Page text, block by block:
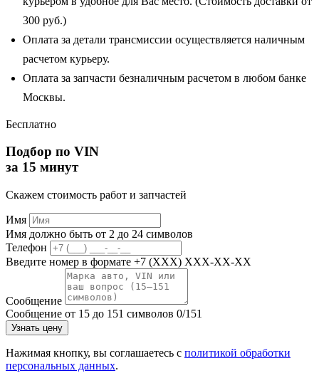
300 руб.)
Оплата за детали трансмиссии осуществляется наличным
расчетом курьеру.
Оплата за запчасти безналичным расчетом в любом банке
Москвы.
Бесплатно
Подбор по VIN
за 15 минут
Скажем стоимость работ и запчастей
Имя
Имя должно быть от 2 до 24 символов
Телефон
Введите номер в формате +7 (XXX) XXX-XX-XX
Сообщение
Сообщение от 15 до 151 символов 0/151
Узнать цену
Нажимая кнопку, вы соглашаетесь с политикой обработки
персональных данных.